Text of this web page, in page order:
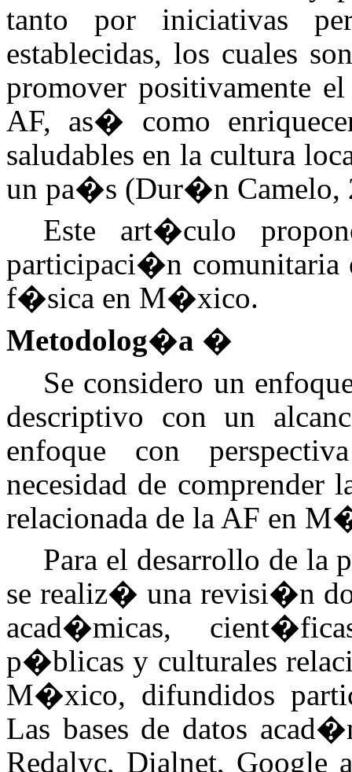
tanto por iniciativas
establecidas, los cuales
promover positivamente
AF, as� como
saludables en la cultura
un pa�s (Dur�n Camelo,
Este art�culo
participaci�n
f�sica en M�xico.
Metodolog�a �
Se considero un
descriptivo con un
enfoque con
necesidad de
relacionada de la AF en
Para el desarrollo de la
se realiz� una revisi�n
acad�micas,
p�blicas y culturales
M�xico, difundidos
Las bases de datos
Redalyc, Dialnet, Google